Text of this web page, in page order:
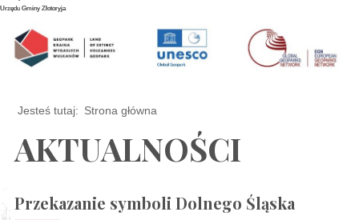
Urzędu Gminy Złotoryja
Urzędu Gminy Złotoryja
Urzędu Gminy Złotoryja
Jesteś tutaj: Strona główna
AKTUALNOŚCI
Przekazanie symboli Dolnego Śląska